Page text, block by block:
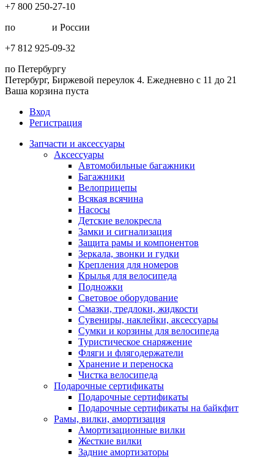
+7 800 250-27-10
по
и России
+7 812 925-09-32
по Петербургу
Петербург, Биржевой переулок 4. Ежедневно с 11 до 21
Ваша корзина пуста
Вход
Регистрация
Запчасти и аксессуары
Аксессуары
Автомобильные багажники
Багажники
Велоприцепы
Всякая всячина
Насосы
Детские велокресла
Замки и сигнализация
Защита рамы и компонентов
Зеркала, звонки и гудки
Крепления для номеров
Крылья для велосипеда
Подножки
Световое оборудование
Смазки, тредлоки, жидкости
Сувениры, наклейки, аксессуары
Сумки и корзины для велосипеда
Туристическое снаряжение
Фляги и флягодержатели
Хранение и переноска
Чистка велосипеда
Подарочные сертификаты
Подарочные сертификаты
Подарочные сертификаты на байкфит
Рамы, вилки, амортизация
Амортизационные вилки
Жесткие вилки
Задние амортизаторы